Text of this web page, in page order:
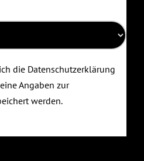
die Datenschutzerklärung
Angaben zur
werden.